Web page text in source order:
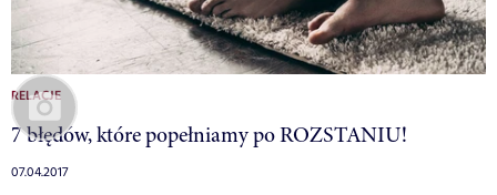
RELACJE
7 błędów, które popełniamy po ROZSTANIU!
07.04.2017